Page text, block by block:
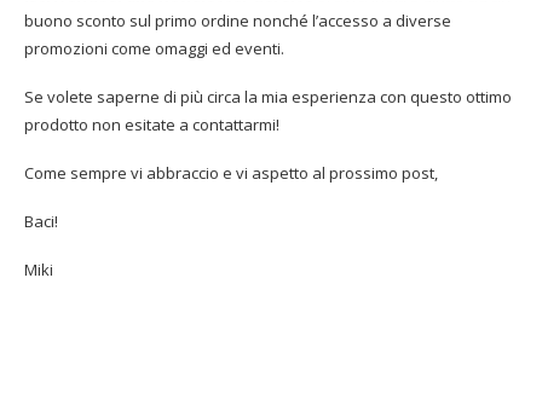
buono sconto sul primo ordine nonché l’accesso a diverse
promozioni come omaggi ed eventi.
Se volete saperne di più circa la mia esperienza con questo ottimo
prodotto non esitate a contattarmi!
Come sempre vi abbraccio e vi aspetto al prossimo post,
Baci!
Miki